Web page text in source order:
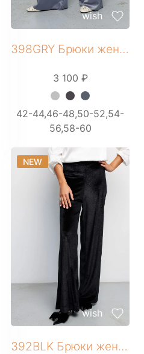
wish
398GRY Брюки женские
3 100 ₽
42-44,46-48,50-52,54-
56,58-60
+ 8 фото
wish
NEW
392BLK Брюки женские